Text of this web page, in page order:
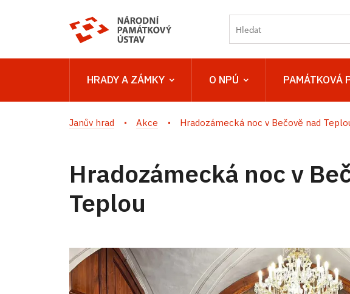
HRADY A ZÁMKY O NPÚ PAMÁTKOVÁ
Janův hrad Akce Hradozámecká noc v Bečově nad
Hradozámecká noc v
Teplou